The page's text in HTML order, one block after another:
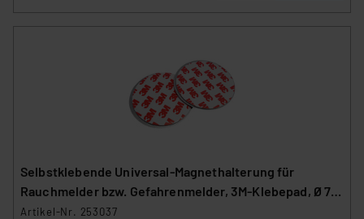
Selbstklebende Universal-Magnethalterung für
Rauchmelder bzw. Gefahrenmelder, 3M-Klebepad, Ø 70
mm
Artikel-Nr. 253037